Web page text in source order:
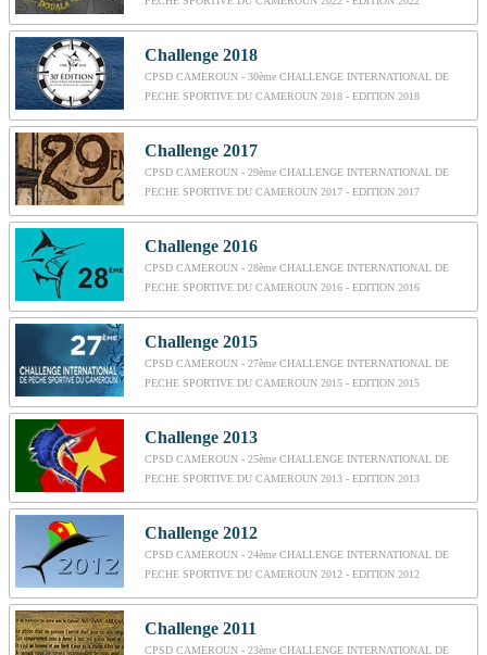
Challenge 2018
CPSD CAMEROUN - 30ème CHALLENGE INTERNATIONAL DE
PECHE SPORTIVE DU CAMEROUN 2018 - EDITION 2018
Challenge 2017
CPSD CAMEROUN - 29ème CHALLENGE INTERNATIONAL DE
PECHE SPORTIVE DU CAMEROUN 2017 - EDITION 2017
Challenge 2016
CPSD CAMEROUN - 28ème CHALLENGE INTERNATIONAL DE
PECHE SPORTIVE DU CAMEROUN 2016 - EDITION 2016
Challenge 2015
CPSD CAMEROUN - 27ème CHALLENGE INTERNATIONAL DE
PECHE SPORTIVE DU CAMEROUN 2015 - EDITION 2015
Challenge 2013
CPSD CAMEROUN - 25ème CHALLENGE INTERNATIONAL DE
PECHE SPORTIVE DU CAMEROUN 2013 - EDITION 2013
Challenge 2012
CPSD CAMEROUN - 24ème CHALLENGE INTERNATIONAL DE
PECHE SPORTIVE DU CAMEROUN 2012 - EDITION 2012
Challenge 2011
CPSD CAMEROUN - 23ème CHALLENGE INTERNATIONAL DE